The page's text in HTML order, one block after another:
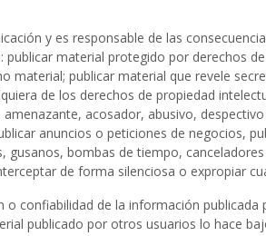
y es responsable de las
material protegido por derechos
material; publicar material que revele
de los derechos de propiedad
acosador, abusivo,
anuncios o peticiones de negocios,
gusanos, bombas de tiempo,
de forma silenciosa o expropiar
confiabilidad de la información
publicado por otros usuarios lo hace